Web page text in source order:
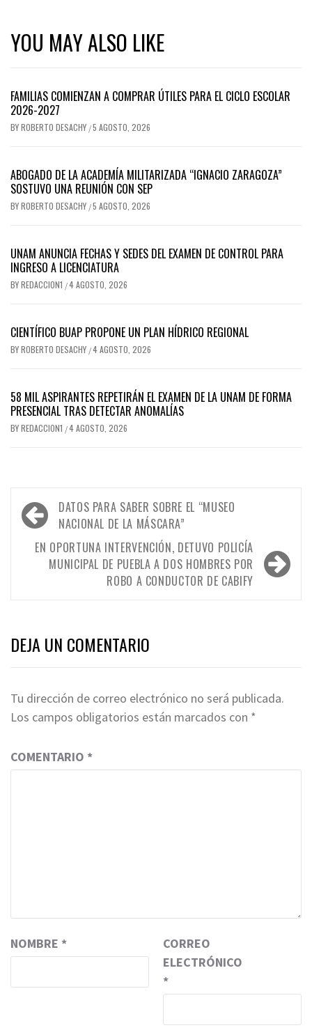
YOU MAY ALSO LIKE
FAMILIAS COMIENZAN A COMPRAR ÚTILES PARA EL CICLO ESCOLAR
2026-2027
BYROBERTO DESACHY /5 AGOSTO, 2026
ABOGADO DE LA ACADEMÍA MILITARIZADA “IGNACIO ZARAGOZA”
SOSTUVO UNA REUNIÓN CON SEP
BYROBERTO DESACHY /5 AGOSTO, 2026
UNAM ANUNCIA FECHAS Y SEDES DEL EXAMEN DE CONTROL PARA
INGRESO A LICENCIATURA
BYREDACCION1 /4 AGOSTO, 2026
CIENTÍFICO BUAP PROPONE UN PLAN HÍDRICO REGIONAL
BYROBERTO DESACHY /4 AGOSTO, 2026
58 MIL ASPIRANTES REPETIRÁN EL EXAMEN DE LA UNAM DE FORMA
PRESENCIAL TRAS DETECTAR ANOMALÍAS
BYREDACCION1 /4 AGOSTO, 2026
Navegación
de
entradas
DATOS PARA SABER SOBRE EL “MUSEO
NACIONAL DE LA MÁSCARA”
EN OPORTUNA INTERVENCIÓN, DETUVO POLICÍA
MUNICIPAL DE PUEBLA A DOS HOMBRES POR
ROBO A CONDUCTOR DE CABIFY
DEJA UN COMENTARIO
Tu dirección de correo electrónico no será publicada.
Los campos obligatorios están marcados con *
COMENTARIO *
NOMBRE *
CORREO
ELECTRÓNICO
*